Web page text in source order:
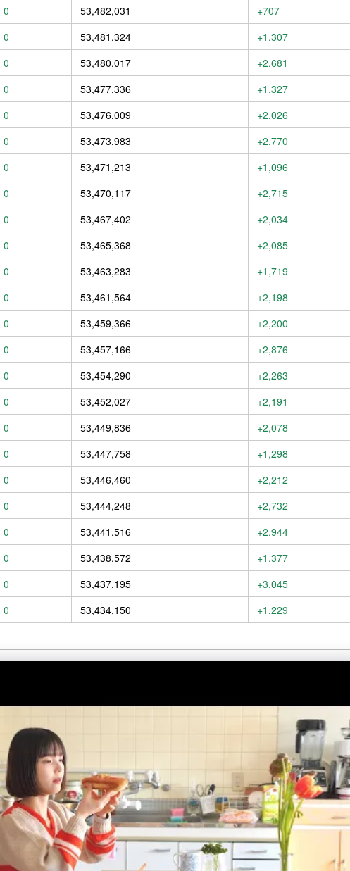
0 53,482,031
+707
0 53,481,324
+1,307
0 53,480,017
+2,681
0 53,477,336
+1,327
0 53,476,009
+2,026
0 53,473,983
+2,770
0 53,471,213
+1,096
0 53,470,117
+2,715
0 53,467,402
+2,034
0 53,465,368
+2,085
0 53,463,283
+1,719
0 53,461,564
+2,198
0 53,459,366
+2,200
0 53,457,166
+2,876
0 53,454,290
+2,263
0 53,452,027
+2,191
0 53,449,836
+2,078
0 53,447,758
+1,298
0 53,446,460
+2,212
0 53,444,248
+2,732
0 53,441,516
+2,944
0 53,438,572
+1,377
0 53,437,195
+3,045
0 53,434,150
+1,229